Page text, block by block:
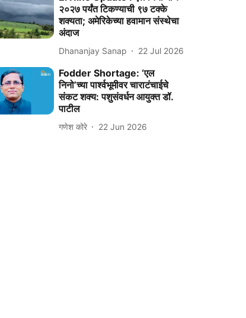
२०२७ पर्यंत टिकण्याची ९७ टक्के
शक्यता; अमेरिकेच्या हवामान संस्थेचा
अंदाज
Dhananjay Sanap 22 Jul 2026
Fodder Shortage: ‘एल
निनो’च्या पार्श्वभूमीवर चाराटंचाईचे
संकट शक्य: पशुसंवर्धन आयुक्त डॉ.
पाटील
गणेश कोरे 22 Jun 2026